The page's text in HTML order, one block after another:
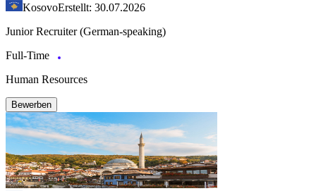
KosovoErstellt: 30.07.2026
Junior Recruiter (German-speaking)
Full-Time
Human Resources
Bewerben